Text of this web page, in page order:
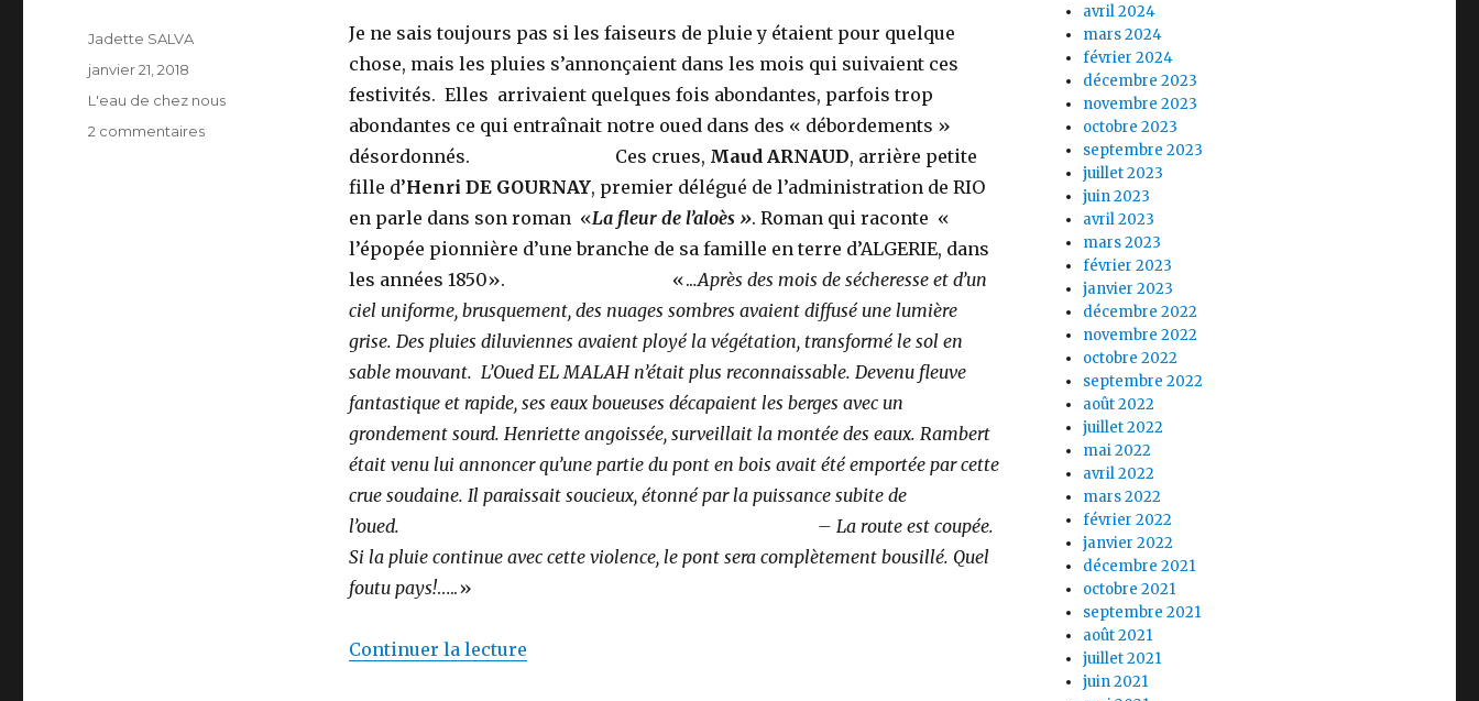
Je ne sais toujours pas si les faiseurs de pluie y étaient pour quelque
chose, mais les pluies s’annonçaient dans les mois qui suivaient ces
festivités. Elles arrivaient quelques fois abondantes, parfois trop
abondantes ce qui entraînait notre oued dans des « débordements »
désordonnés. Ces crues, Maud ARNAUD, arrière petite
fille d’Henri DE GOURNAY, premier délégué de l’administration de RIO
en parle dans son roman «La fleur de l’aloès ». Roman qui raconte «
l’épopée pionnière d’une branche de sa famille en terre d’ALGERIE, dans
les années 1850». «...Après des mois de sécheresse et d’un
ciel uniforme, brusquement, des nuages sombres avaient diffusé une lumière
grise. Des pluies diluviennes avaient ployé la végétation, transformé le sol en
sable mouvant. L’Oued EL MALAH n’était plus reconnaissable. Devenu fleuve
fantastique et rapide, ses eaux boueuses décapaient les berges avec un
grondement sourd. Henriette angoissée, surveillait la montée des eaux. Rambert
était venu lui annoncer qu’une partie du pont en bois avait été emportée par cette
crue soudaine. Il paraissait soucieux, étonné par la puissance subite de
l’oued. – La route est coupée.
Si la pluie continue avec cette violence, le pont sera complètement bousillé. Quel
foutu pays!…..»
Continuer la lecturede « Notre oued : le Rio Salado. »
Auteur
Jadette SALVA
Publié
janvier 21, 2018
Catégories
L'eau de chez nous
2 commentairessur
avril 2024
mars 2024
février 2024
décembre 2023
novembre 2023
octobre 2023
septembre 2023
juillet 2023
juin 2023
avril 2023
mars 2023
février 2023
janvier 2023
décembre 2022
novembre 2022
octobre 2022
septembre 2022
août 2022
juillet 2022
mai 2022
avril 2022
mars 2022
février 2022
janvier 2022
décembre 2021
octobre 2021
septembre 2021
août 2021
juillet 2021
juin 2021